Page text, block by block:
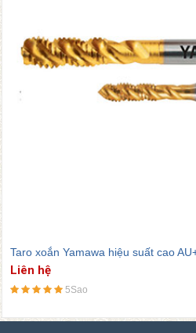
Taro xoắn Yamawa hiệu suất cao
Liên hệ
5Sao